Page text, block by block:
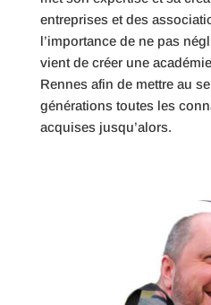
entreprises et des
l’importance de ne pas
vient de créer une
Rennes afin de mettre au
générations toutes les
acquises jusqu’alors.